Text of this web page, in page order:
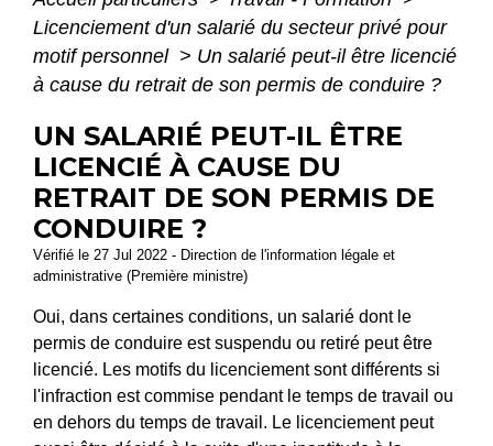
Licenciement d'un salarié du secteur privé pour
motif personnel > Un salarié peut-il être licencié
à cause du retrait de son permis de conduire ?
UN SALARIÉ PEUT-IL ÊTRE
LICENCIÉ À CAUSE DU
RETRAIT DE SON PERMIS DE
CONDUIRE ?
Vérifié le 27 Jul 2022 - Direction de l'information légale et
administrative (Première ministre)
Oui, dans certaines conditions, un salarié dont le
permis de conduire est suspendu ou retiré peut être
licencié. Les motifs du licenciement sont différents si
l'infraction est commise pendant le temps de travail ou
en dehors du temps de travail. Le licenciement peut